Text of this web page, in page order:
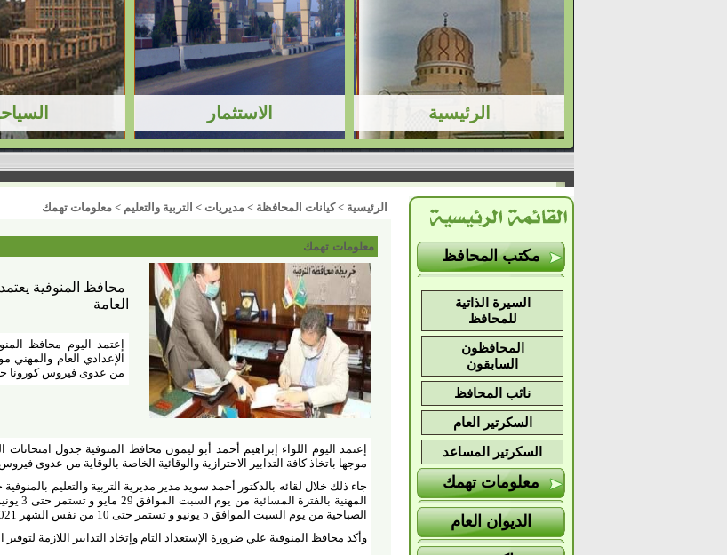
مكتب المحافظ
السيرة الذاتية
للمحافظ
المحافظون
السابقون
نائب المحافظ
السكرتير العام
السكرتير المساعد
معلومات تهمك
الديوان العام
الرئيسية >كيانات المحافظة > مديريات > التربية والتعليم > معلومات تهمك
معلومات تهمك
محافظ المنوفية
العامة
الإعدادي العام والمهني
من عدوى فيروس كورونا
موجها باتخاذ كافة التدابير الاحترازية والوقائية الخاصة بالوقاية من عدوى
جاء ذلك خلال لقائه بالدكتور أحمد سويد مدير مديرية التربية والتعليم
الصباحية من يوم السبت الموافق 5 يونيو و تستمر حتى 10 من نفس الشهر 2021
وأكد محافظ المنوفية علي ضرورة الإستعداد التام وإتخاذ التدابير اللازمة لتوفير